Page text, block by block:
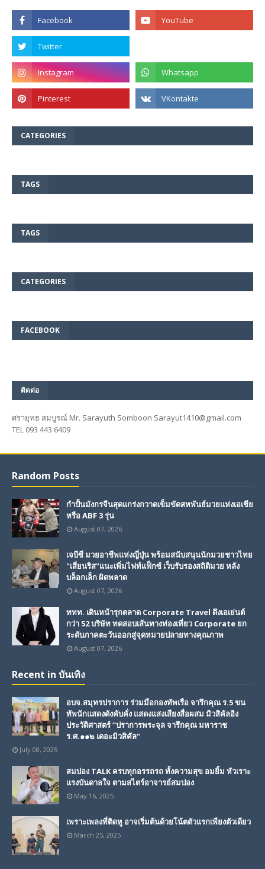
CATEGORIES
TAGS
TAGS
CATEGORIES
FACEBOOK
ติดต่อ
ศรายุทธ สมบูรณ์ Mr. Sarayuth Somboon Sarayut1410@gmail.com
TEL 093 443 6409
Random Posts
กำปั้นมังกรจีนสุดแกร่งกวาดเข็มขัดสหพันธ์มวยแห่งเอเชีย
หรือ ABF 3 รุ่น
August 07, 2026
เจบีซี มวยอาชีพแห่งญี่ปุ่น พร้อมสนับสนุนนักมวยชาวไทย
"เสี่ยนริส"แนะเพิ่มไฟท์แฟ็กซ์ เว็บรับรองสถิติมวย หลัง
บล็อกเล็ก ผิดพลาด
August 07, 2026
ททท. เดินหน้ารุกตลาด Corporate Travel ดึงเอเย่นต์
กว่า 52 บริษัท ทดสอบเส้นทางท่องเที่ยว Corporate ยก
ระดับภาคตะวันออกสู่จุดหมายปลายทางคุณภาพ
August 07, 2026
Recent in บันเทิง
อบจ.สมุทรปราการ ร่วมมือกองทัพเรือ จารึกคุณ ร.5 ขน
ทัพนักแสดงดังคับคั่ง แสดงแสงเสียงสื่อผสม มิวสิคัลอิง
ประวัติศาสตร์ “ปราการพระจุล จารึกคุณ มหาราช
ร.ศ.๑๑๒ เดอะมิวสิคัล”
July 08, 2025
สมปอง TALK ครบทุกอรรถรถ ทั้งความสุข อมยิ้ม หัวเราะ
แรงบันดาลใจ ตามสไตร์อาจารย์สมปอง
May 16, 2025
เพราะเพลงที่ติดหู อาจเริ่มต้นด้วยโน้ตตัวแรกเพียงตัวเดียว
March 25, 2025